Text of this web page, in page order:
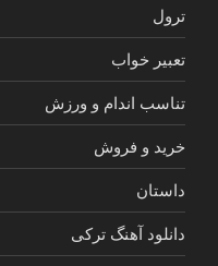
ترول
تعبیر خواب
تناسب اندام و ورزش
خرید و فروش
داستان
دانلود آهنگ ترکی